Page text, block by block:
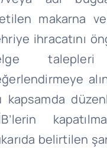
makarna
ihracatını
kapsamda
belirtilen